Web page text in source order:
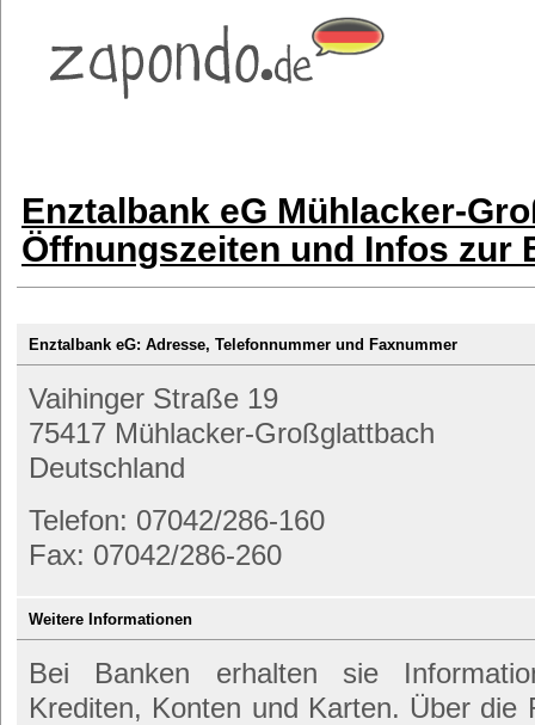
Enztalbank eG Mühlacker-
Öffnungszeiten und Infos zur
Enztalbank eG: Adresse, Telefonnummer und Faxnummer
Vaihinger Straße 19
75417 Mühlacker-Großglattbach
Deutschland
Telefon: 07042/286-160
Fax: 07042/286-260
Weitere Informationen
Bei Banken erhalten sie
Krediten, Konten und Karten. Über die